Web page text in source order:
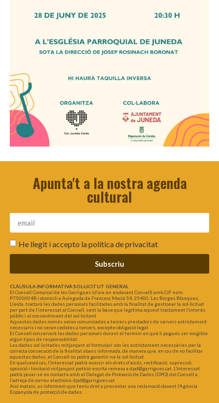
Apunta't a la nostra agenda
cultural
He llegit i accepto lapolítica de privacitat
Subscriu
CLÀUSULA INFORMATIVA SOL·LICITUT GENERAL
El Consell Comarcal de les Garrigues (d’ara en endavant Consell) amb CIF núm.
P7500004B i domicili a Avinguda de Francesc Macià 54, 25400, Les Borges Blanques,
Lleida, tractarà les dades personals facilitades amb la finalitat de gestionar la sol·licitud
per part de l’interessat al Consell, sent la base que legitima aquest tractament l’interès
públic i el consentiment del sol·licitant.
Aquestes dades només seran comunicades a tercers prestadors de serveis estrictament
necessaris i no seran cedides a tercers, excepte obligació legal.
El Consell conservarà les dades personals durant el termini en què li pogués ser exigible
algun tipus de responsabilitat.
Les dades sol·licitades mitjançant el formulari són les estrictament necessàries per la
correcta consecució de la finalitat abans informada, de manera que, en cas de no facilitar
aquestes dades, el Consell no podrà garantir-ne la sol·licitud.
En qualsevol cas, l’Interessat podrà exercir els drets d’accés, rectificació, supressió,
oposició i limitació mitjançant petició escrita remesa a dpd@garrigues.cat. L’Interessat
podrà posar-se en contacte amb el Delegat de Protecció de Dades (DPO) del Consell a
l’adreça de correu electrònic dpd@garrigues.cat
Així mateix, us informem que teniu dret a presentar una reclamació davant l’Agència
Espanyola de protecció de dades.